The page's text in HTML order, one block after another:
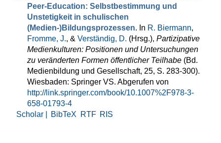
Peer-Education: Selbstbestimmung und
Unstetigkeit in schulischen
(Medien-)Bildungsprozessen. In R. Biermann,
Fromme, J., & Verständig, D. (Hrsg.), Partizipative
Medienkulturen: Positionen und Untersuchungen
zu veränderten Formen öffentlicher Teilhabe (Bd.
Medienbildung und Gesellschaft, 25, S. 283-300).
Wiesbaden: Springer VS. Abgerufen von
http://link.springer.com/book/10.1007%2F978-3-
658-01793-4
Scholar |
BibTeX RTF RIS